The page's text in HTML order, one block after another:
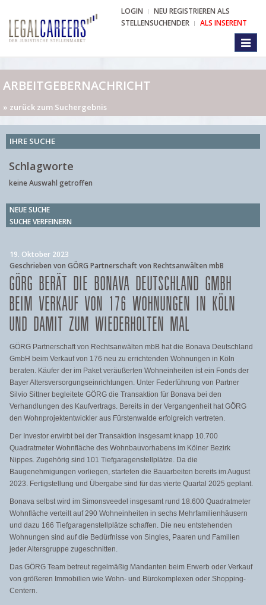
LOGIN
NEU REGISTRIEREN ALS
STELLENSUCHENDER
ALS INSERENT
ARBEITGEBERNACHRICHT
» zurück zum Suchergebnis
IHRE SUCHE
Schlagworte
keine Auswahl getroffen
NEUE SUCHE
SUCHE VERFEINERN
19. Oktober 2023
Geschrieben von GÖRG Partnerschaft von Rechtsanwälten mbB
GÖRG BERÄT DIE BONAVA DEUTSCHLAND GMBH
BEIM VERKAUF VON 176 WOHNUNGEN IN KÖLN
UND DAMIT ZUM WIEDERHOLTEN MAL
GÖRG Partnerschaft von Rechtsanwälten mbB hat die Bonava Deutschland
GmbH beim Verkauf von 176 neu zu errichtenden Wohnungen in Köln
beraten. Käufer der im Paket veräußerten Wohneinheiten ist ein Fonds der
Bayer Altersversorgungseinrichtungen. Unter Federführung von Partner
Silvio Sittner begleitete GÖRG die Transaktion für Bonava bei den
Verhandlungen des Kaufvertrags. Bereits in der Vergangenheit hat GÖRG
den Wohnprojektentwickler aus Fürstenwalde erfolgreich vertreten.
Der Investor erwirbt bei der Transaktion insgesamt knapp 10.700
Quadratmeter Wohnfläche des Wohnbauvorhabens im Kölner Bezirk
Nippes. Zugehörig sind 101 Tiefgaragenstellplätze. Da die
Baugenehmigungen vorliegen, starteten die Bauarbeiten bereits im August
2023. Fertigstellung und Übergabe sind für das vierte Quartal 2025 geplant.
Bonava selbst wird im Simonsveedel insgesamt rund 18.600 Quadratmeter
Wohnfläche verteilt auf 290 Wohneinheiten in sechs Mehrfamilienhäusern
und dazu 166 Tiefgaragenstellplätze schaffen. Die neu entstehenden
Wohnungen sind auf die Bedürfnisse von Singles, Paaren und Familien
jeder Altersgruppe zugeschnitten.
Das GÖRG Team betreut regelmäßig Mandanten beim Erwerb oder Verkauf
von größeren Immobilien wie Wohn- und Bürokomplexen oder Shopping-
Centern.